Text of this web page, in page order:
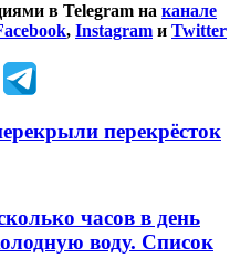
в Telegram на канале
, Instagram и Twitter
перекрёсток
часов в день
воду. Список